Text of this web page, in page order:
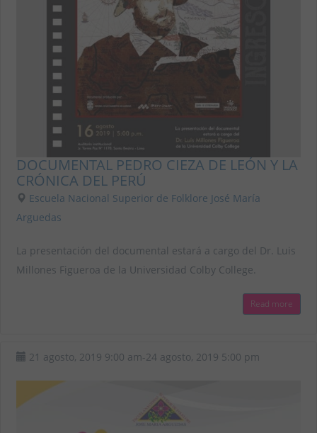
DOCUMENTAL PEDRO CIEZA DE LEÓN Y LA
CRÓNICA DEL PERÚ
Escuela Nacional Superior de Folklore José María
Arguedas
La presentación del documental estará a cargo del Dr. Luis
Millones Figueroa de la Universidad Colby College.
Read more
21 agosto, 2019 9:00 am-24 agosto, 2019 5:00 pm